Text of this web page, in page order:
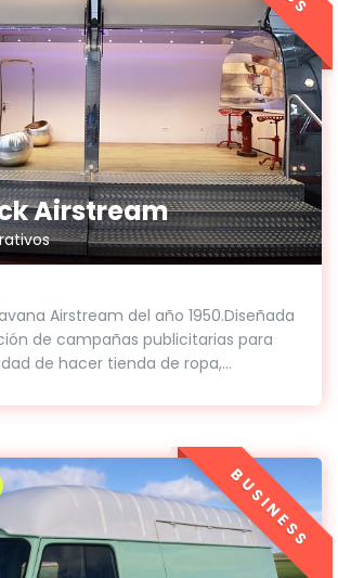
Airstream
Airstream del año 1950.Diseñada
de campañas publicitarias para
de hacer tienda de ropa,...
BUSINESS